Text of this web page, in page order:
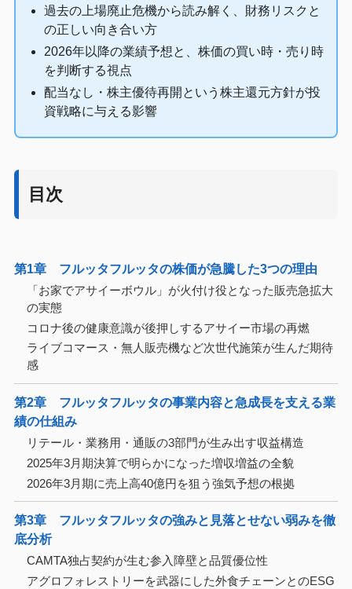
過去の上場廃止危機から読み解く、財務リスクと
の正しい向き合い方
2026年以降の業績予想と、株価の買い時・売り時
を判断する視点
配当なし・株主優待再開という株主還元方針が投
資戦略に与える影響
目次
第1章 フルッタフルッタの株価が急騰した3つの理由
「お家でアサイーボウル」が火付け役となった販売急拡大
の実態
コロナ後の健康意識が後押しするアサイー市場の再燃
ライブコマース・無人販売機など次世代施策が生んだ期待
感
第2章 フルッタフルッタの事業内容と急成長を支える業
績の仕組み
リテール・業務用・通販の3部門が生み出す収益構造
2025年3月期決算で明らかになった増収増益の全貌
2026年3月期に売上高40億円を狙う強気予想の根拠
第3章 フルッタフルッタの強みと見落とせない弱みを徹
底分析
CAMTA独占契約が生む参入障壁と品質優位性
アグロフォレストリーを武器にした外食チェーンとのESG